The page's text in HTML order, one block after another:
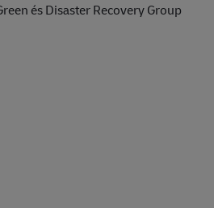
és Disaster Recovery Group